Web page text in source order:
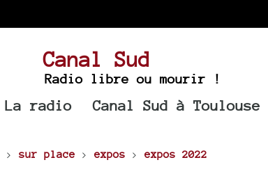
Canal Sud
Radio libre ou mourir !
La radio Canal Sud à Toulouse
> sur place > expos > expos 2022